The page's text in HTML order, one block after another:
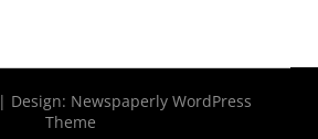
| Design: Newspaperly WordPress
Theme